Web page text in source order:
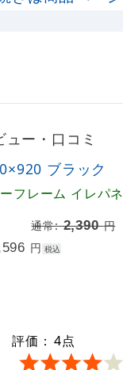
ー・口コミ
ブラック
フレーム イレパネ
通常:2,390円
円 税込
評価： 4点